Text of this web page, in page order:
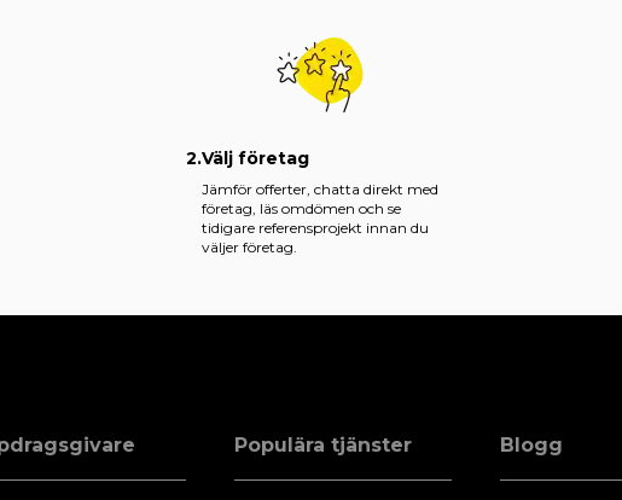
2.Välj företag
Jämför offerter, chatta direkt med
företag, läs omdömen och se
tidigare referensprojekt innan du
väljer företag.
Populära tjänster Blogg